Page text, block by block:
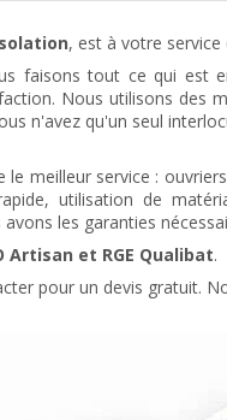
, est à votre service
faisons tout ce qui est
Nous utilisons des
n'avez qu'un seul
meilleur service :
utilisation de
les garanties
Artisan et RGE Qualibat.
pour un devis gratuit.